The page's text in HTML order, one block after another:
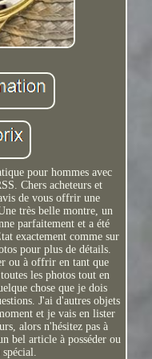
pour hommes avec
Chers acheteurs et
de vous offrir une
très belle montre, un
parfaitement et a été
exactement comme sur
pour plus de détails.
ou à offrir en tant que
les photos tout en
chose que je dois
J'ai d'autres objets
et je vais en lister
alors n'hésitez pas à
bel article à posséder ou